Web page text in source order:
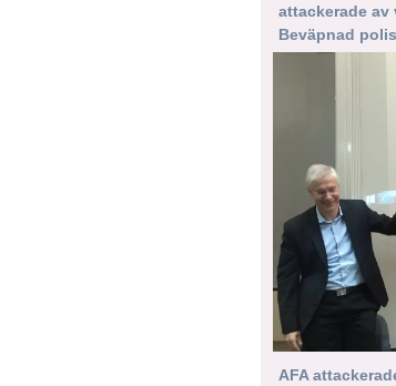
attackerade av
Beväpnad
AFA